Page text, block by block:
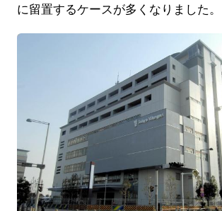
に留置するケースが多くなりました。